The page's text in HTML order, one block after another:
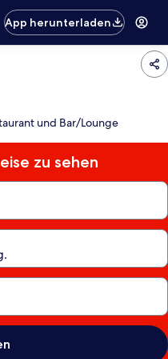
App herunterladen
und Bar/Lounge
zu sehen